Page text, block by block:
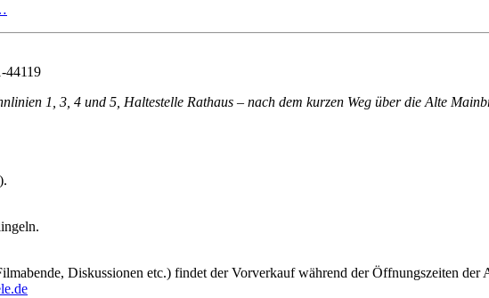
44119
1, 3, 4 und 5, Haltestelle Rathaus – nach dem kurzen Weg über die Alte
Diskussionen etc.) findet der Vorverkauf während der Öffnungszeiten